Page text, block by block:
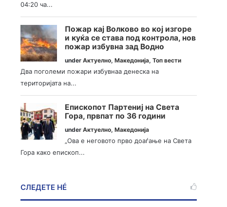
04:20 ча...
Пожар кај Волково во кој изгоре
и куќа се става под контрола, нов
пожар избувна зад Водно
underАктуелно,Македонија,Топ вести
Два поголеми пожари избувнаа денеска на
територијата на...
Епископот Партениј на Света
Гора, првпат по 36 години
underАктуелно,Македонија
„Ова е неговото прво доаѓање на Света
Гора како епископ...
СЛЕДЕТЕ НÉ